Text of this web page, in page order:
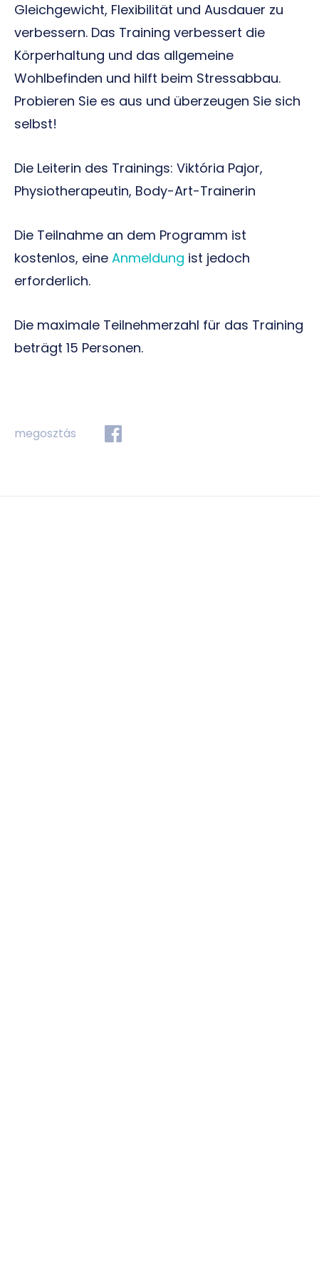
Gleichgewicht, Flexibilität und Ausdauer zu
verbessern. Das Training verbessert die
Körperhaltung und das allgemeine
Wohlbefinden und hilft beim Stressabbau.
Probieren Sie es aus und überzeugen Sie sich
selbst!
Die Leiterin des Trainings: Viktória Pajor,
Physiotherapeutin, Body-Art-Trainerin
Die Teilnahme an dem Programm ist
kostenlos, eine Anmeldung ist jedoch
erforderlich.
Die maximale Teilnehmerzahl für das Training
beträgt 15 Personen.
megosztás